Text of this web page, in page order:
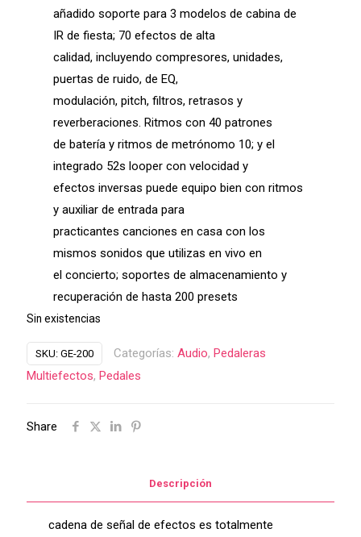
añadido soporte para 3 modelos de cabina de
IR de fiesta; 70 efectos de alta
calidad, incluyendo compresores, unidades,
puertas de ruido, de EQ,
modulación, pitch, filtros, retrasos y
reverberaciones. Ritmos con 40 patrones
de batería y ritmos de metrónomo 10; y el
integrado 52s looper con velocidad y
efectos inversas puede equipo bien con ritmos
y auxiliar de entrada para
practicantes canciones en casa con los
mismos sonidos que utilizas en vivo en
el concierto; soportes de almacenamiento y
recuperación de hasta 200 presets
Sin existencias
SKU: GE-200 Categorías: Audio, Pedaleras
Multiefectos, Pedales
Share
Descripción
cadena de señal de efectos es totalmente